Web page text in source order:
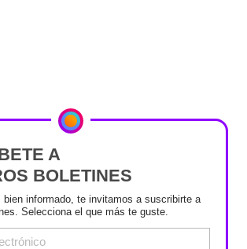
A
BOLETINES
bien informado, te invitamos a suscribirte a
Selecciona el que más te guste.